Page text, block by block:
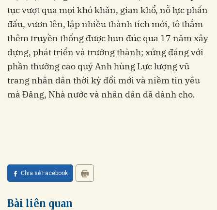
tục vượt qua mọi khó khăn, gian khổ, nỗ lực phấn
đấu, vươn lên, lập nhiều thành tích mới, tô thắm
thêm truyền thống được hun đúc qua 17 năm xây
dựng, phát triển và trưởng thành; xứng đáng với
phần thưởng cao quý Anh hùng Lực lượng vũ
trang nhân dân thời kỳ đổi mới và niềm tin yêu
mà Đảng, Nhà nước và nhân dân đã dành cho.
Chia sẻ Facebook
Bài liên quan